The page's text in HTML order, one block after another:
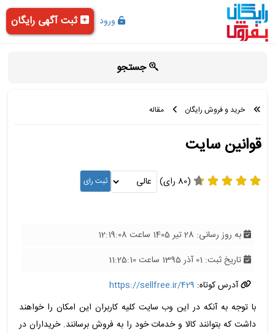
ورود ثبت آگهی رایگان
جستجو
خرید و فروش رایگان مقاله
قوانین سایت
(80 رای)
به روز رسانی: 28 تیر 1405 ساعت 12:19:08
تاریخ ثبت: 01 آذر 1395 ساعت 11:25:10
آدرس کوتاه: https://sellfree.ir/429
با توجه به آنکه در این وب سایت کلیه کاربران این امکان را خواهند
داشت که بتوانند کالا و خدمات خود را به فروش برسانند. خریداران در